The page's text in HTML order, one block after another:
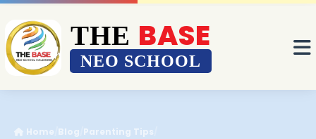
THE BASE
NEO SCHOOL
THE BASE
NEO SCHOOL
Home Blog Parenting Tips